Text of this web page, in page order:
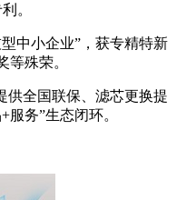
。
中小企业”，获专精特新
等殊荣。
供全国联保、滤芯更换提
务”生态闭环。